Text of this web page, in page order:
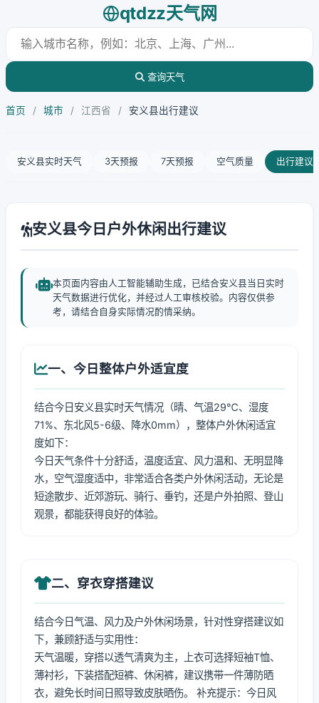
qtdzz天气网
查询天气
首页 / 城市 / 江西省 / 安义县出行建议
安义县实时天气 3天预报 7天预报 空气质量 出行建议
安义县今日户外休闲出行建议
本页面内容由人工智能辅助生成，已结合安义县当日实时
天气数据进行优化，并经过人工审核校验。内容仅供参
考，请结合自身实际情况酌情采纳。
一、今日整体户外适宜度
结合今日安义县实时天气情况（晴、气温29℃、湿度
71%、东北风5-6级、降水0mm），整体户外休闲适宜
度如下：
今日天气条件十分舒适，温度适宜、风力温和、无明显降
水，空气湿度适中，非常适合各类户外休闲活动，无论是
短途散步、近郊游玩、骑行、垂钓，还是户外拍照、登山
观景，都能获得良好的体验。
二、穿衣穿搭建议
结合今日气温、风力及户外休闲场景，针对性穿搭建议如
下，兼顾舒适与实用性：
天气温暖，穿搭以透气清爽为主，上衣可选择短袖T恤、
薄衬衫，下装搭配短裤、休闲裤，建议携带一件薄防晒
衣，避免长时间日照导致皮肤晒伤。 补充提示：今日风